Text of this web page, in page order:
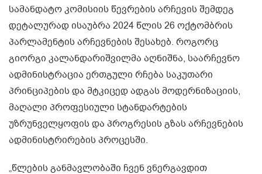
სამანდატო კომისიის წევრების არჩევის შემდეგ
დეტალურად ისაუბრა 2024 წლის 26 ოქტომბრის
პარლამენტის არჩევნების შესახებ. როგორც
გიორგი კალანდარიშვილმა აღნიშნა, საარჩევნო
ადმინისტრაცია ერთგული რჩება საკუთარი
პრინციპების და მტკიცედ ადგას მოდერნიზაციის,
მაღალი პროფესიული სტანდარტების
უზრუნველყოფის და პროგრესის გზას არჩევნების
ადმინისტრირების პროცესში.
„წლების განმავლობაში ჩვენ ვნერგავდით